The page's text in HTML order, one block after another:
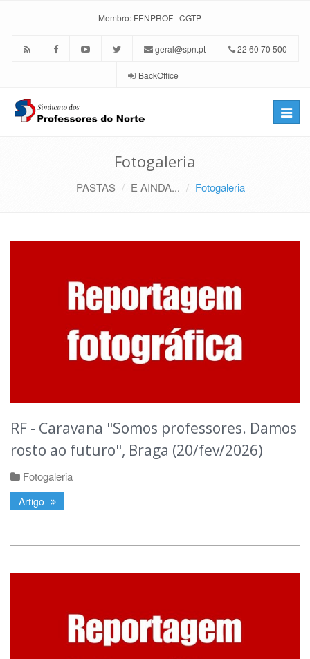
Membro: FENPROF | CGTP
geral@spn.pt 22 60 70 500
BackOffice
Toggle
Fotogaleria
PASTAS E AINDA... Fotogaleria
RF - Caravana "Somos professores. Damos
rosto ao futuro", Braga (20/fev/2026)
Fotogaleria
Artigo